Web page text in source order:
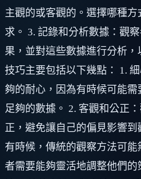
主觀的或客觀的。選擇哪種
求。 3. 記錄和分析數據：觀
果，並對這些數據進行分析
技巧主要包括以下幾點： 1.
夠的耐心，因為有時候可能需
足夠的數據。 2. 客觀和公正
正，避免讓自己的偏見影響到
有時候，傳統的觀察方法可
者需要能夠靈活地調整他們